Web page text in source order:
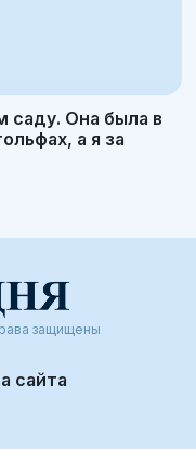
саду. Она была в
а я за
защищены
сайта